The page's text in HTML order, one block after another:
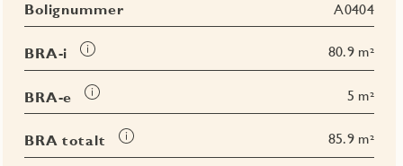
Bolignummer A0404
BRA-i
Les
om
BRA-
i
80.9 m²
BRA-e
Les
mer
BRA-
e
5 m²
BRA totalt
Les
85.9 m²